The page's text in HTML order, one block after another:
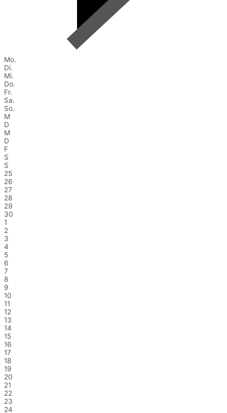
Mo.
Di.
Mi.
Do.
Fr.
Sa.
So.
M
D
M
D
F
S
S
25
26
27
28
29
30
1
2
3
4
5
6
7
8
9
10
11
12
13
14
15
16
17
18
19
20
21
22
23
24